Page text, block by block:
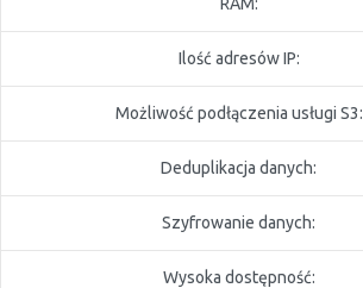
Ilość adresów IP:
Możliwość podłączenia usługi S3:
Deduplikacja danych:
Szyfrowanie danych:
Wysoka dostępność: